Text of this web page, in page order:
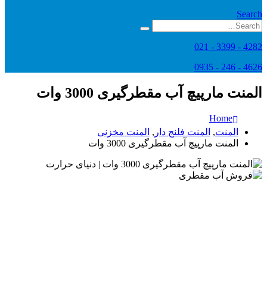
Search
4282 - 3399 - 021
4626 - 246 - 0935
المنت مارپیچ آب مقطرگیری 3000 وات
Home
المنت, المنت فلنج دار , المنت مخزنی
المنت مارپیچ آب مقطرگیری 3000 وات